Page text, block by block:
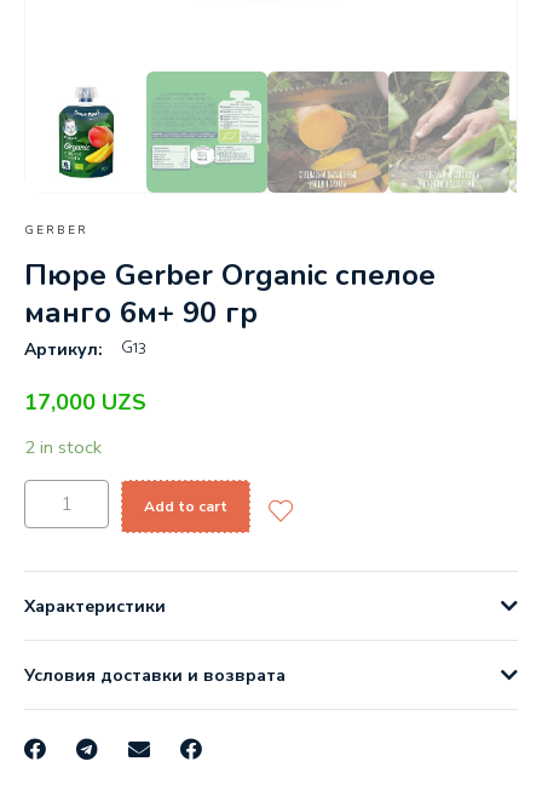
GERBER
Пюре Gerber Organic спелое
манго 6м+ 90 гр
Артикул: G13
17,000 UZS
2 in stock
Add to cart
Характеристики
Условия доставки и возврата